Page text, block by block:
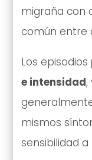
migraña con
común entre
Los episodios
e intensidad,
mismos
sensibilidad a